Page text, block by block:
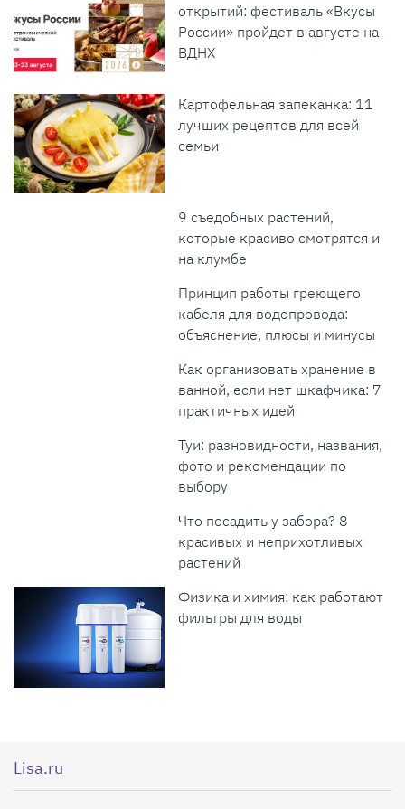
открытий: фестиваль «Вкусы
России» пройдет в августе на
ВДНХ
Картофельная запеканка: 11
лучших рецептов для всей
семьи
9 съедобных растений,
которые красиво смотрятся и
на клумбе
Принцип работы греющего
кабеля для водопровода:
объяснение, плюсы и минусы
Как организовать хранение в
ванной, если нет шкафчика: 7
практичных идей
Туи: разновидности, названия,
фото и рекомендации по
выбору
Что посадить у забора? 8
красивых и неприхотливых
растений
Физика и химия: как работают
фильтры для воды
Lisa.ru